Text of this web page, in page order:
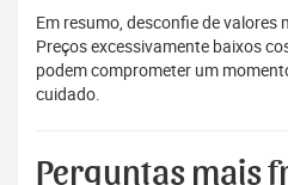
Em resumo, desconfie de valores
Preços excessivamente baixos
podem comprometer um
cuidado.
Perguntas mais